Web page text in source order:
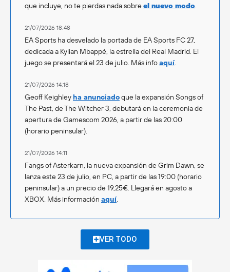
que incluye, no te pierdas nada sobreel nuevo modo.
21/07/2026 18:48
EA Sports ha desvelado la portada de EA Sports FC 27,
dedicada a Kylian Mbappé, la estrella del Real Madrid. El
juego se presentará el 23 de julio. Más infoaquí.
21/07/2026 14:18
Geoff Keighley ha anunciadoque la expansión Songs of
The Past, de The Witcher 3, debutará en la ceremonia de
apertura de Gamescom 2026, a partir de las 20:00
(horario peninsular).
21/07/2026 14:11
Fangs of Asterkarn, la nueva expansión de Grim Dawn, se
lanza este 23 de julio, en PC, a partir de las 19:00 (horario
peninsular) a un precio de 19,25€. Llegará en agosto a
XBOX. Más información aquí.
VER TODO